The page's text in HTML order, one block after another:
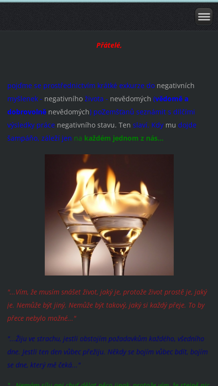
Přátelé,
pojďme se prostřednictvím krátké exkurze do negativních
myšlenek - negativníhoživota - nevědomých (vědomě a
dobrovolně nevědomých) poZemšťanů seznámit s dílčími
výsledky práce negativního stavu. Ten slaví. Kdymu dojde
šampáňo, záleží jen na každém jednom z nás...
"...Vím, že musím snášet život, jaký je, protože život prostě je, jaký
je. Nemůže být jiný. Nemůže být takový, jaký si každý přeje. To by
přece nebylo možné..."
"...Žiju ve strachu, jestli obstojím požadavkům každého, všedního
dne. Jestli ten den vůbec přežiju. Někdy se bojím vůbec bdít, bojím
se dne, který mě čeká..."